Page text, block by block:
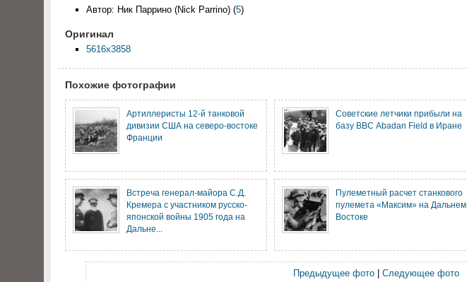
Автор: Ник Паррино (Nick Parrino) (5)
Оригинал
5616x3858
Похожие фотографии
Артиллеристы 12-й танковой
дивизии США на северо-востоке
Франции
Советские летчики прибыли на
базу ВВС Abadan Field в Иране
Встреча генерал-майора С.Д.
Кремера с участником русско-
японской войны 1905 года на
Дальне...
Пулеметный расчет станкового
пулемета «Максим» на Дальнем
Востоке
Предыдущее фото| Следующее фото